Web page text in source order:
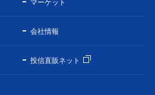
会社情報
投信直販ネット